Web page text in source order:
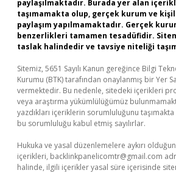
paylaşılmaktadır. Burada yer alan
taşımamakta olup, gerçek kurum ve
paylaşım yapılmamaktadır. Gerçek
benzerlikleri tamamen tesadüfidir.
taslak halindedir ve tavsiye niteliği
Sitemiz, 5651 Sayılı Kanun gereğince Bilgi
Kurumu (BTK) tarafından onaylanmış bir Yer
vermektedir. Bu nedenle, sitedeki içerikleri
veya araştırma yükümlülüğümüz
yazdıkları içeriklerin sorumluluğunu
bu sorumluluğu kabul etmiş sayılırlar.
Hukuka ve yasal düzenlemelere aykırı
içerikleri, backlinkpanelicomtr@gmail.com
halinde, ilgili içerikler yasal süre içerisinde